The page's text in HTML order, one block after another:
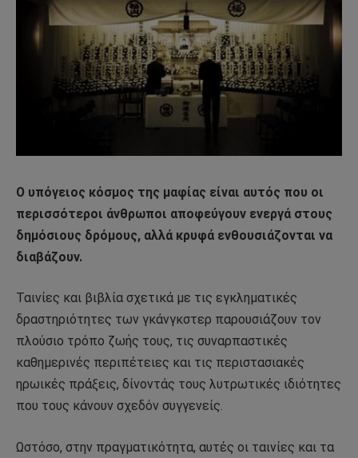
Ο υπόγειος κόσμος της μαφίας είναι αυτός που οι
περισσότεροι άνθρωποι αποφεύγουν ενεργά στους
δημόσιους δρόμους, αλλά κρυφά ενθουσιάζονται να
διαβάζουν.
Ταινίες και βιβλία σχετικά με τις εγκληματικές
δραστηριότητες των γκάνγκστερ παρουσιάζουν τον
πλούσιο τρόπο ζωής τους, τις συναρπαστικές
καθημερινές περιπέτειες και τις περιστασιακές
ηρωικές πράξεις, δίνοντάς τους λυτρωτικές ιδιότητες
που τους κάνουν σχεδόν συγγενείς.
Ωστόσο, στην πραγματικότητα, αυτές οι ταινίες και τα